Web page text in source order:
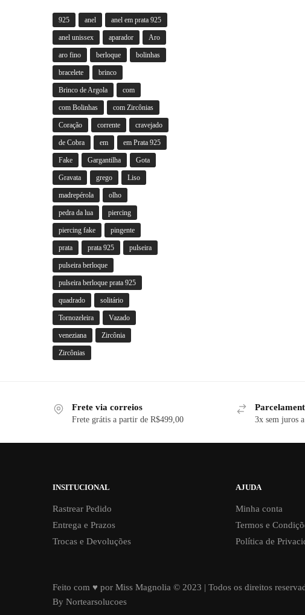
925 anel anel em prata 925
anel unissex aparador Aro
aro fino berloque bolinhas
bracelete brinco
Brinco de Argola com
com Bolinhas com Zircônias
Coração corrente cravejado
de Cobra em em Prata 925
Fake Gargantilha Gota
Gravata grego Liso
madrepérola olho
pedra da lua piercing
piercing fake pingente
prata prata 925 pulseira
pulseira berloque
pulseira berloque prata 925
quadrado solitário
Tornozeleira Vazado
veneziana Zircônia
Zircônias
Frete via correios
Frete grátis a partir de R$499,00 3x sem juros
INSITUCIONAL
Rastrear Pedido
Entrega e Prazos
Trocas e Devoluções
AJUDA
Minha conta
Termos e
Política de
Feito com ♥ por Miss Magnolia © 2023 | Todos os direitos
By Nortearsolucoes